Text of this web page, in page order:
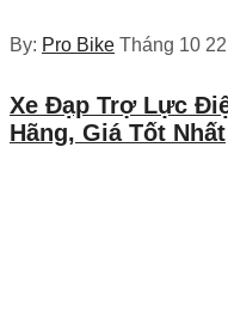
By: Pro Bike Tháng 10
Xe Đạp Trợ Lực
Hãng, Giá Tốt Nhất